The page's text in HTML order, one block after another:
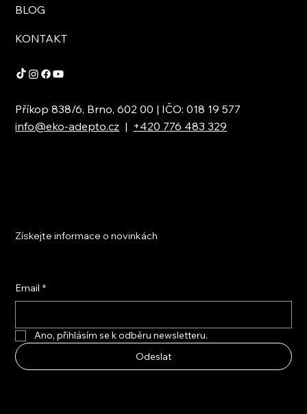
BLOG
KONTAKT
Příkop 838/6, Brno, 602 00 | IČO: 018 19 577
info@eko-adepto.cz | +420 776 483 329
Získejte informace o novinkách
Email *
Ano, přihlásím se k odběru newsletteru.
Odeslat